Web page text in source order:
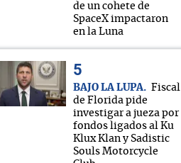
de un cohete de
SpaceX impactaron
en la Luna
BAJO LA LUPA
Fiscal
de Florida pide
investigar a jueza por
fondos ligados al Ku
Klux Klan y Sadistic
Souls Motorcycle